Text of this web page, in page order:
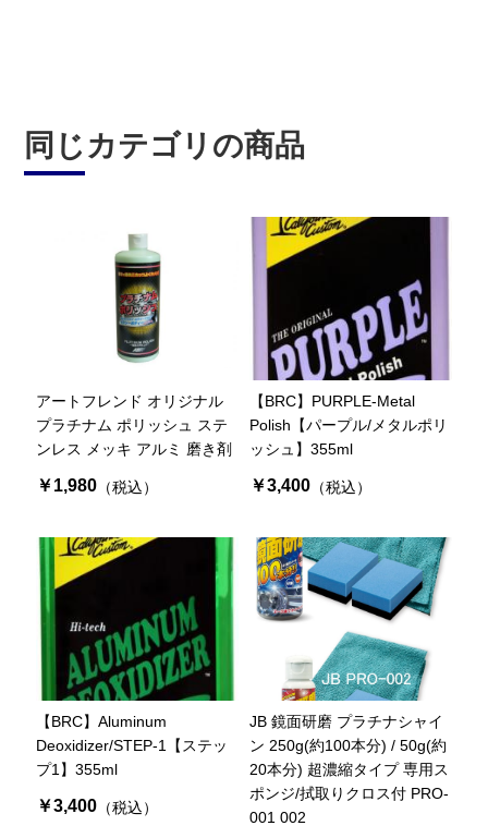
同じカテゴリの商品
アートフレンド オリジナル
プラチナム ポリッシュ ステ
ンレス メッキ アルミ 磨き剤
￥1,980（税込）
【BRC】PURPLE-Metal
Polish【パープル/メタルポリ
ッシュ】355ml
￥3,400（税込）
【BRC】Aluminum
Deoxidizer/STEP-1【ステッ
プ1】355ml
￥3,400（税込）
JB 鏡面研磨 プラチナシャイ
ン 250g(約100本分) / 50g(約
20本分) 超濃縮タイプ 専用ス
ポンジ/拭取りクロス付 PRO-
001 002